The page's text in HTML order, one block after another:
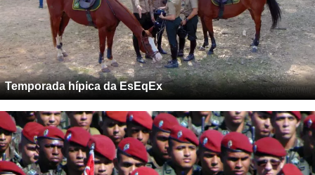
Temporada hípica da EsEqEx